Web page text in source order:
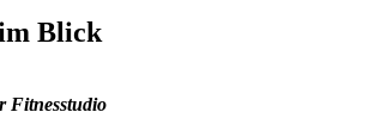
Blick
Fitnesstudio